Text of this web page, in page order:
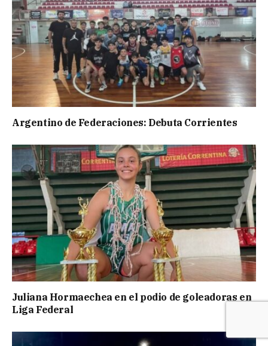
Argentino de Federaciones: Debuta Corrientes
Juliana Hormaechea en el podio de goleadoras en
Liga Federal